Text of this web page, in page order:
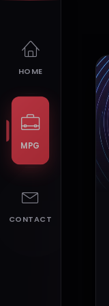
HOME
MPG
CONTACT